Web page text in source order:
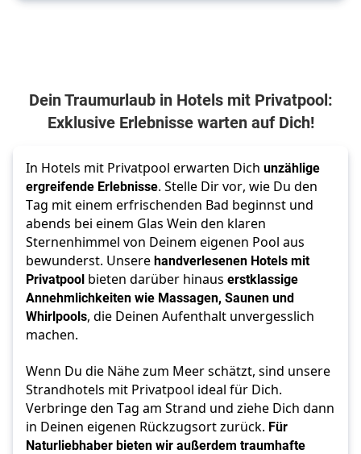
Dein Traumurlaub in Hotels mit Privatpool:
Exklusive Erlebnisse warten auf Dich!
In Hotels mit Privatpool erwarten Dich unzählige
ergreifende Erlebnisse. Stelle Dir vor, wie Du den
Tag mit einem erfrischenden Bad beginnst und
abends bei einem Glas Wein den klaren
Sternenhimmel von Deinem eigenen Pool aus
bewunderst. Unserehandverlesenen Hotels mit
Privatpool bieten darüber hinaus erstklassige
Annehmlichkeiten wie Massagen, Saunen und
Whirlpools, die Deinen Aufenthalt unvergesslich
machen.
Wenn Du die Nähe zum Meer schätzt, sind unsere
Strandhotels mit Privatpool ideal für Dich.
Verbringe den Tag am Strand und ziehe Dich dann
in Deinen eigenen Rückzugsort zurück. Für
Naturliebhaber bieten wir außerdem traumhafte